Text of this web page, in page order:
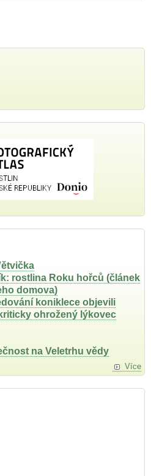
rostlina Roku hořců (článek
domova)
koniklece objevili
ohrožený lýkovec
na Veletrhu vědy
Více